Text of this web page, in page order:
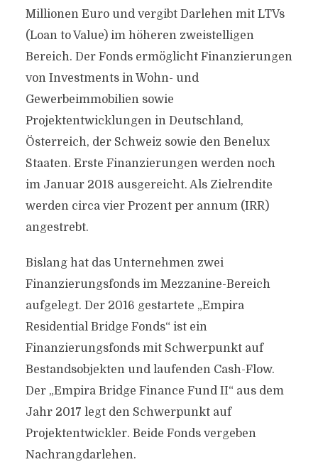
Millionen Euro und vergibt Darlehen mit LTVs
(Loan to Value) im höheren zweistelligen
Bereich. Der Fonds ermöglicht Finanzierungen
von Investments in Wohn- und
Gewerbeimmobilien sowie
Projektentwicklungen in Deutschland,
Österreich, der Schweiz sowie den Benelux
Staaten. Erste Finanzierungen werden noch
im Januar 2018 ausgereicht. Als Zielrendite
werden circa vier Prozent per annum (IRR)
angestrebt.
Bislang hat das Unternehmen zwei
Finanzierungsfonds im Mezzanine-Bereich
aufgelegt. Der 2016 gestartete „Empira
Residential Bridge Fonds“ ist ein
Finanzierungsfonds mit Schwerpunkt auf
Bestandsobjekten und laufenden Cash-Flow.
Der „Empira Bridge Finance Fund II“ aus dem
Jahr 2017 legt den Schwerpunkt auf
Projektentwickler. Beide Fonds vergeben
Nachrangdarlehen.